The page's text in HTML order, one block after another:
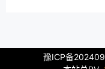
豫ICP备